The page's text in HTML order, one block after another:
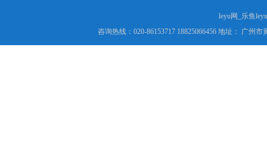
leyu网_乐鱼
咨询热线：020-86153717 18825066456 地址： 广州